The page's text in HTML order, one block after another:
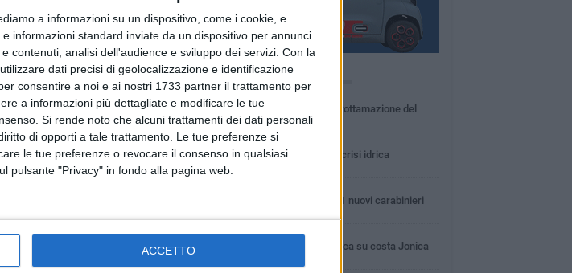
a informazioni su un dispositivo, come i cookie, e
informazioni standard inviate da un dispositivo per annunci
contenuti, analisi dell'audience e sviluppo dei servizi. Con la
dati precisi di geolocalizzazione e identificazione
consentire a noi e ai nostri 1733 partner il trattamento per
a informazioni più dettagliate e modificare le tue
Si rende noto che alcuni trattamenti dei dati personali
di opporti a tale trattamento. Le tue preferenze si
le tue preferenze o revocare il consenso in qualsiasi
pulsante "Privacy" in fondo alla pagina web.
ACCETTO
ascolteremo in audizione
per cui occorre agire
PIÙ LETTI QUESTA SETTIMANA
MARTEDÌ 4 AGOSTO
Basilicata: approvata rottamazione del
bollo auto
LUNEDÌ 3 AGOSTO
Basilicata: passata la crisi idrica
In Basilicata arrivati 61 nuovi carabinieri
LUNEDÌ 3 AGOSTO
Guardia medica turistica su costa Jonica